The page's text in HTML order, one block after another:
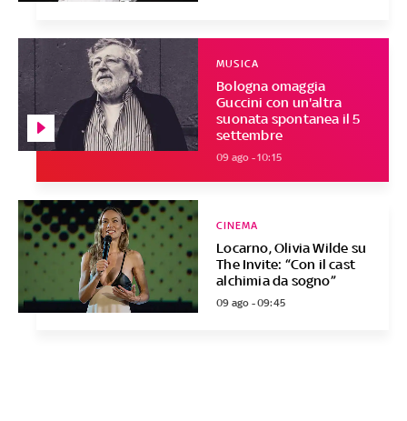
Bologna omaggia
Guccini con un'altra
suonata spontanea il 5
settembre
MUSICA
09 ago - 10:15
Locarno, Olivia Wilde su
The Invite: “Con il cast
alchimia da sogno”
CINEMA
09 ago - 09:45